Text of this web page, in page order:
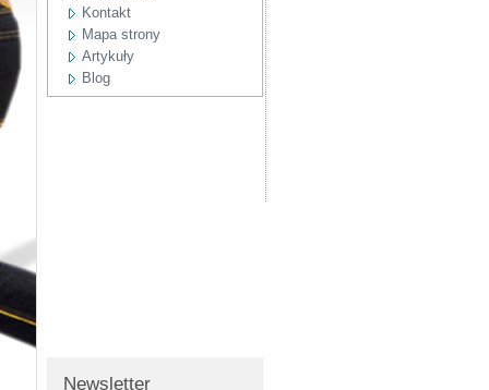
Kontakt
Mapa strony
Artykuły
Blog
Newsletter